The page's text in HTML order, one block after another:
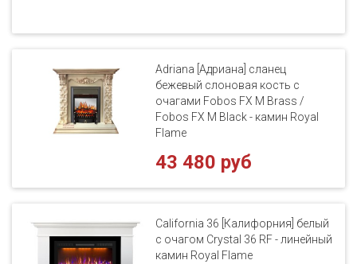
Adriana [Адриана] сланец
бежевый слоновая кость с
очагами Fobos FX M Brass /
Fobos FX M Black - камин Royal
Flame
43 480 руб
California 36 [Калифорния] белый
с очагом Crystal 36 RF - линейный
камин Royal Flame